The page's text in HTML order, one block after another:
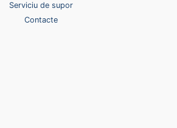
Serviciu de supor
Contacte